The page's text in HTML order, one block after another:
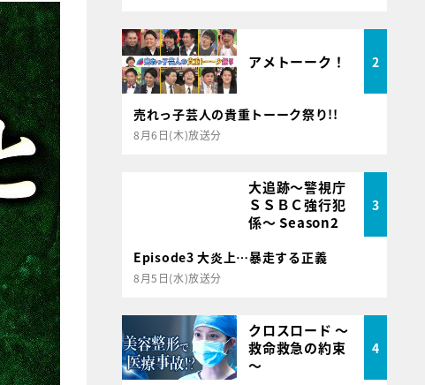
アメトーーク！ 2
売れっ子芸人の貴重トーーク祭り!!
8月6日(木)放送分
大追跡～警視庁
ＳＳＢＣ強行犯
係～ Season2
3
Episode3 大炎上…暴走する正義
8月5日(水)放送分
クロスロード ～
救命救急の約束
～
4